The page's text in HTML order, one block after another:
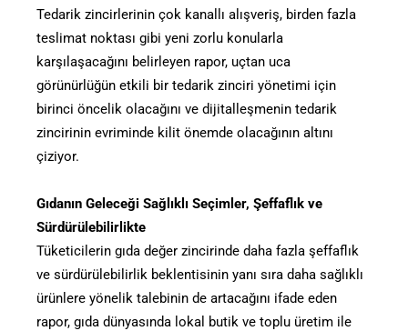
Tedarik zincirlerinin çok kanallı alışveriş, birden fazla
teslimat noktası gibi yeni zorlu konularla
karşılaşacağını belirleyen rapor, uçtan uca
görünürlüğün etkili bir tedarik zinciri yönetimi için
birinci öncelik olacağını ve dijitalleşmenin tedarik
zincirinin evriminde kilit önemde olacağının altını
çiziyor.
Gıdanın Geleceği Sağlıklı Seçimler, Şeffaflık ve
Sürdürülebilirlikte
Tüketicilerin gıda değer zincirinde daha fazla şeffaflık
ve sürdürülebilirlik beklentisinin yanı sıra daha sağlıklı
ürünlere yönelik talebinin de artacağını ifade eden
rapor, gıda dünyasında lokal butik ve toplu üretim ile